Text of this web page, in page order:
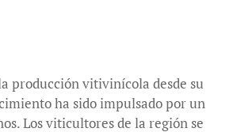
producción vitivinícola desde su
ha sido impulsado por un
Los viticultores de la región se